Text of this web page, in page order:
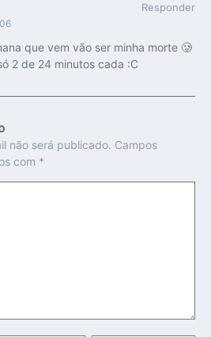
Responder
que vem vão ser minha morte 🥲
2 de 24 minutos cada :C
não será publicado. Campos
com *